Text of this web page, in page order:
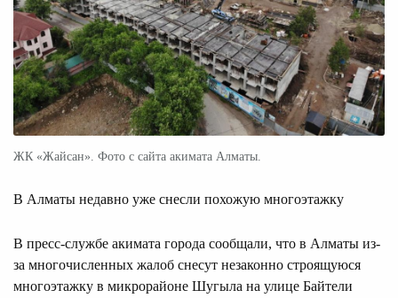
ЖК «Жайсан». Фото с сайта акимата Алматы.
В Алматы недавно уже снесли похожую многоэтажку
В пресс-службе акимата города сообщали, что в Алматы из-
за многочисленных жалоб снесут незаконно строящуюся
многоэтажку в микрорайоне Шугыла на улице Байтели